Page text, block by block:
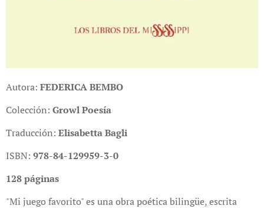
Autora: FEDERICA BEMBO
Colección: GrowlPoesía
Traducción: Elisabetta Bagli
ISBN: 978-84-129959-3-0
128 páginas
"Mi juego favorito" es una obra poética bilingüe, escrita